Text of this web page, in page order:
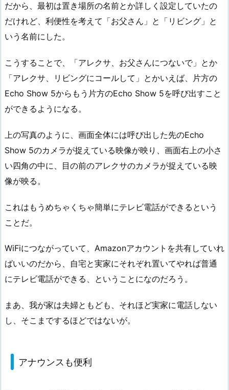
だから、最初は置き場所の名前とか詳しく設定していたの
だけれど、利便性を考えて「お父さん」と「リビング」と
いう名前にした。
こうすることで、「アレクサ、お父さんにつないで」とか
「アレクサ、リビングにコールして」とかいえば、片方の
Echo Show 5からもう片方のEcho Show 5を呼び出すこと
ができるようになる。
上の写真のように、画面全体には呼び出した先のEcho
Show 5のカメラが捉えている映像が映り、画面右上の小さ
い四角の中に、目の前のアレクサのカメラが捉えている映
像が映る。
これはもうめちゃくちゃ簡単にテレビ電話ができるという
ことだ。
WiFiにつながっていて、Amazonアカウントを共有していれ
ばいいのだから、自宅と実家にそれぞれ置いてやれば普通
にテレビ電話ができる、ということになのだろう。
まあ、我が家は夫婦ともども、それほど実家に電話しない
し、そこまでするほどではないが。
アナウンスも便利